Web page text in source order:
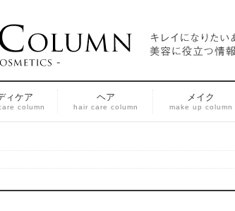
ィケア
column
ヘア
hair care column
メイク
make up column